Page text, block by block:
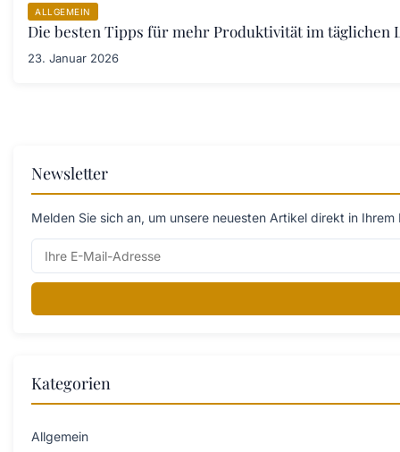
ALLGEMEIN
Die besten Tipps für mehr Produktivität im täglichen
23. Januar 2026
Newsletter
Melden Sie sich an, um unsere neuesten Artikel direkt in
Kategorien
Allgemein